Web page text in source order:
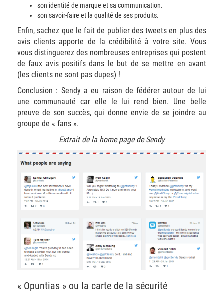
son identité de marque et sa communication.
son savoir-faire et la qualité de ses produits.
Enfin, sachez que le fait de publier des tweets en plus des
avis clients apporte de la crédibilité à votre site. Vous
vous distinguerez des nombreuses entreprises qui postent
de faux avis positifs dans le but de se mettre en avant
(les clients ne sont pas dupes) !
Conclusion : Sendy a eu raison de fédérer autour de lui
une communauté car elle le lui rend bien. Une belle
preuve de son succès, qui donne envie de se joindre au
groupe de « fans ».
Extrait de la home page de Sendy
« Opuntias » ou la carte de la sécurité